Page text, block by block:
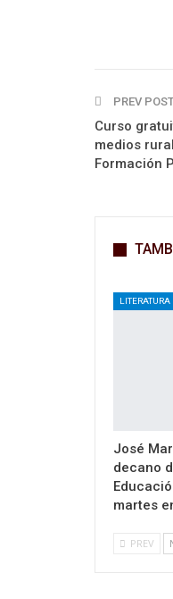
PREV
Curso
medios
Formación
LITERATURA
José
decano
martes
PREV